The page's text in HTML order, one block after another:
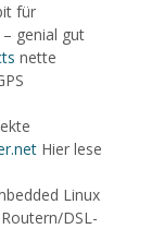
für
genial gut
nette
Hier lese
Linux
DSL-